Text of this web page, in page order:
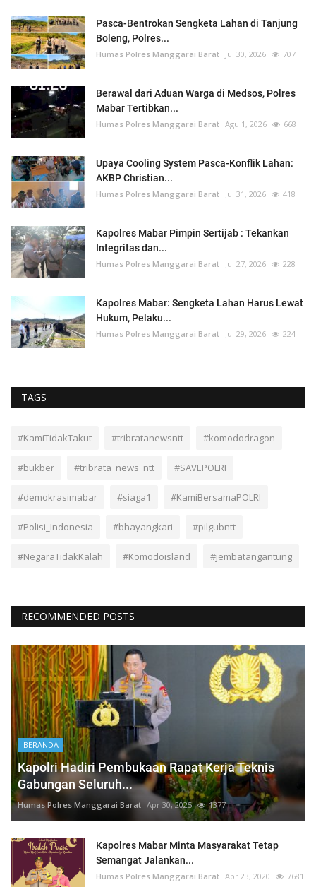
Pasca-Bentrokan Sengketa Lahan di Tanjung
Boleng, Polres...
Humas Polres Manggarai Barat Jul 30, 2026 707
Berawal dari Aduan Warga di Medsos, Polres
Mabar Tertibkan...
Humas Polres Manggarai Barat Agu 1, 2026 668
Upaya Cooling System Pasca-Konflik Lahan:
AKBP Christian...
Humas Polres Manggarai Barat Jul 31, 2026 418
Kapolres Mabar Pimpin Sertijab : Tekankan
Integritas dan...
Humas Polres Manggarai Barat Jul 27, 2026 228
Kapolres Mabar: Sengketa Lahan Harus Lewat
Hukum, Pelaku...
Humas Polres Manggarai Barat Jul 29, 2026 224
TAGS
#KamiTidakTakut #tribratanewsntt #komododragon
#bukber #tribrata_news_ntt #SAVEPOLRI
#demokrasimabar #siaga1 #KamiBersamaPOLRI
#Polisi_Indonesia #bhayangkari #pilgubntt
#NegaraTidakKalah #Komodoisland #jembatangantung
RECOMMENDED POSTS
BERANDA
Kapolri Hadiri Pembukaan Rapat Kerja Teknis
Gabungan Seluruh...
Humas Polres Manggarai Barat Apr 30, 2025 1377
Kapolres Mabar Minta Masyarakat Tetap
Semangat Jalankan...
Humas Polres Manggarai Barat Apr 23, 2020 7681